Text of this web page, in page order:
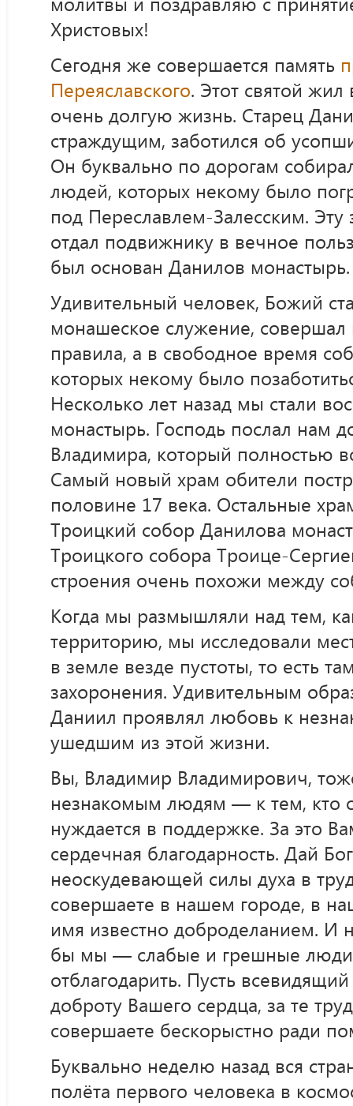
Христовых!
Сегодня же совершается память
Переяславского. Этот святой
очень долгую жизнь. Старец
страждущим, заботился об
Он буквально по дорогам
людей, которых некому было
под Переславлем-Залесским.
отдал подвижнику в вечное
был основан Данилов монастырь.
Удивительный человек, Божий
монашеское служение,
правила, а в свободное время
которых некому было
Несколько лет назад мы стали
монастырь. Господь послал нам
Владимира, который полностью
Самый новый храм обители
половине 17 века. Остальные
Троицкий собор Данилова
Троицкого собора Троице-
строения очень похожи между
Когда мы размышляли над тем,
территорию, мы исследовали
в земле везде пустоты, то есть
захоронения. Удивительным
Даниил проявлял любовь к
ушедшим из этой жизни.
Вы, Владимир Владимирович,
незнакомым людям — к тем, кто
нуждается в поддержке. За это
сердечная благодарность. Дай
неоскудевающей силы духа в
совершаете в нашем городе, в
имя известно доброделанием. И
бы мы — слабые и грешные
отблагодарить. Пусть
доброту Вашего сердца, за те
совершаете бескорыстно ради
Буквально неделю назад вся
полёта первого человека в